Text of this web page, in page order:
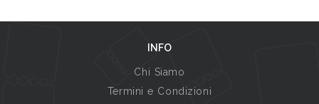
INFO
Chi Siamo
Termini e Condizioni